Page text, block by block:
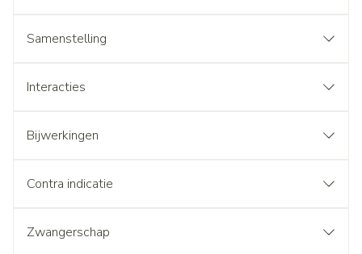
Samenstelling
Interacties
Bijwerkingen
Contra indicatie
Zwangerschap